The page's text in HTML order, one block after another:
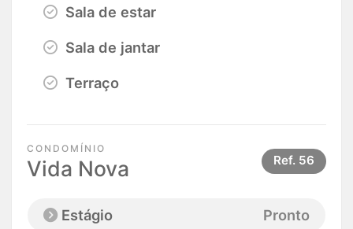
Sala de estar
Sala de jantar
Terraço
CONDOMÍNIO
Vida Nova Ref. 56
Estágio Pronto